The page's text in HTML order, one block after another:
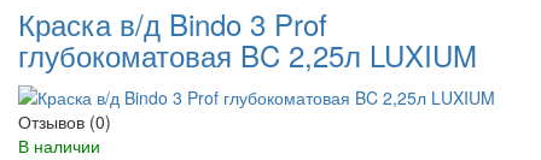
Краска в/д Bindo 3 Prof
глубокоматовая BC 2,25л LUXIUM
Отзывов (0)
В наличии